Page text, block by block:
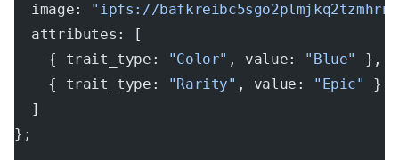
  image:
"ipfs://
  attributes: [
    { trait_type:
"Color" , value: "Blue"
},
    { trait_type:
"Rarity" , value: "Epic"
}
  ]
};